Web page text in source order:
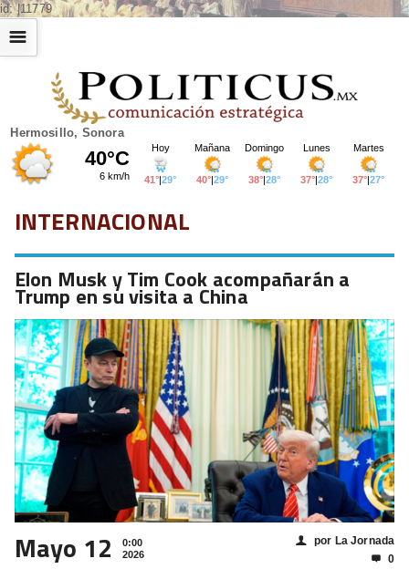
id: |11779
Hermosillo, Sonora
☰
INTERNACIONAL
Elon Musk y Tim Cook acompañarán a
Trump en su visita a China
Mayo 12
0:00
2026
👤 por La Jornada
 0